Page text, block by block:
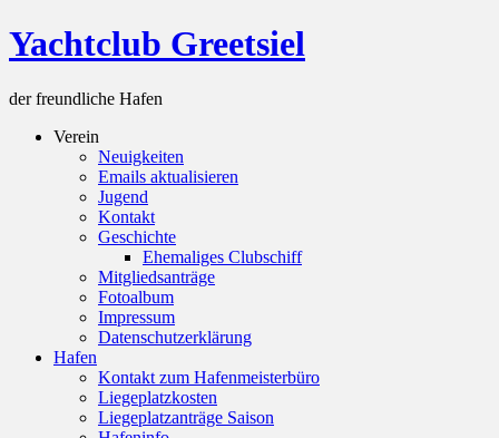
Skip
to
Yachtclub Greetsiel
der freundliche Hafen
Verein
Neuigkeiten
Emails aktualisieren
Jugend
Kontakt
Geschichte
Ehemaliges Clubschiff
Mitgliedsanträge
Fotoalbum
Impressum
Datenschutzerklärung
Hafen
Kontakt zum Hafenmeisterbüro
Liegeplatzkosten
Liegeplatzanträge Saison